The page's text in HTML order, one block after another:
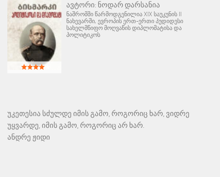
ავტორი: ნოდარ დარსანია
ნაშრომში წარმოდგენილია XIX საუკუნის II
ნახევარში, ევროპის ერთ-ერთი პუდიდესი
სახელმწიფო მოღვაწის დიპლომატისა და
პოლიტიკოს
უკეთესია სძულდე იმის გამო, როგორიც ხარ, ვიდრე
უყვარდე, იმის გამო, როგორიც არ ხარ.
ანდრე ჟიდი